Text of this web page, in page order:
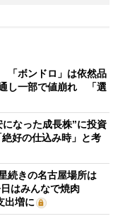
「ボンドロ」は依然品
し一部で値崩れ 「選
なった成長株”に投資
好の仕込み時」と考
続きの名古屋場所は
はみんなで焼肉
出増に